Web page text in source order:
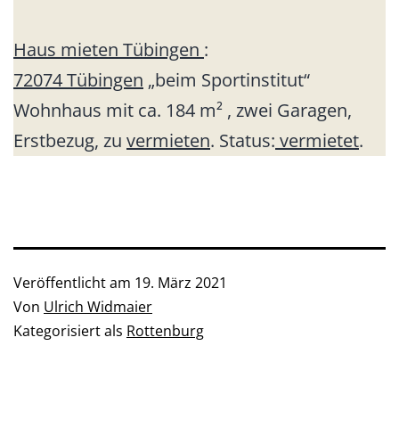
Haus mieten Tübingen :
72074 Tübingen „beim Sportinstitut“
Wohnhaus mit ca. 184 m² , zwei Garagen,
Erstbezug, zu vermieten. Status: vermietet.
Veröffentlicht am 19. März 2021
Von Ulrich Widmaier
Kategorisiert als Rottenburg